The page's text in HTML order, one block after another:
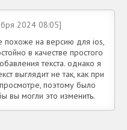
2024 08:05]
похоже на версию для ios,
в качестве простого
текста. однако я
выглядит не так, как при
поэтому было
вы могли это изменить.